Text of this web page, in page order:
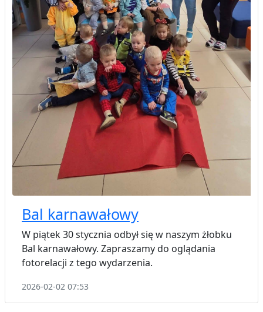
Bal karnawałowy
W piątek 30 stycznia odbył się w naszym żłobku
Bal karnawałowy. Zapraszamy do oglądania
fotorelacji z tego wydarzenia.
2026-02-02 07:53